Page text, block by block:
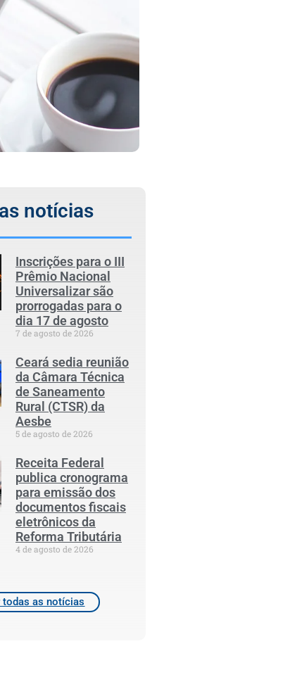
notícias
Inscrições para o III
Prêmio Nacional
Universalizar são
prorrogadas para o
dia 17 de agosto
7 de agosto de 2026
Ceará sedia reunião
da Câmara Técnica
de Saneamento
Rural (CTSR) da
Aesbe
5 de agosto de 2026
Receita Federal
publica cronograma
para emissão dos
documentos fiscais
eletrônicos da
Reforma Tributária
4 de agosto de 2026
todas as notícias